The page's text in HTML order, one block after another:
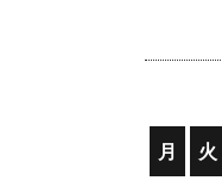
月 火